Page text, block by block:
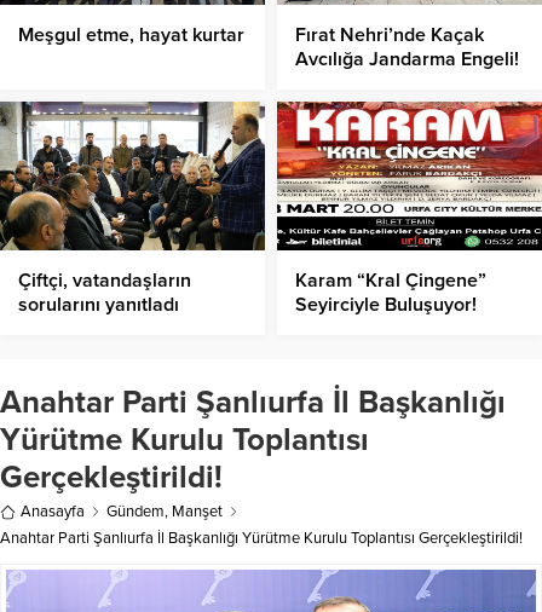
Meşgul etme, hayat kurtar
Fırat Nehri’nde Kaçak
Avcılığa Jandarma Engeli!
Çiftçi, vatandaşların
sorularını yanıtladı
Karam “Kral Çingene”
Seyirciyle Buluşuyor!
Anahtar Parti Şanlıurfa İl Başkanlığı
Yürütme Kurulu Toplantısı
Gerçekleştirildi!
Anasayfa Gündem, Manşet
Anahtar Parti Şanlıurfa İl Başkanlığı Yürütme Kurulu Toplantısı Gerçekleştirildi!